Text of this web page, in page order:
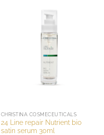
CHRISTINA COSMECEUTICALS
24 Line repair Nutrient bio
satin serum 30ml